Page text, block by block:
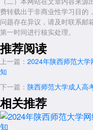
费转载出于非商业性学习目的
问题存在异议，请及时联系
第一时间进行核实处理。
推荐阅读
上一篇： 2024年陕西师范大学
知
下一篇： 陕西师范大学成人高
相关推荐